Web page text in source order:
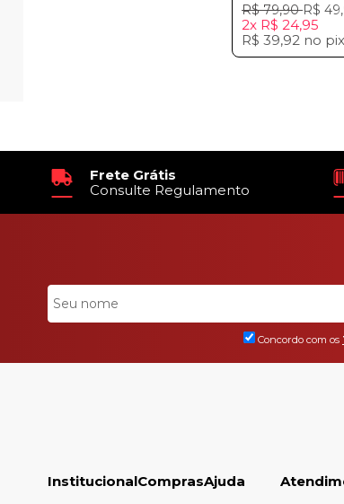
R$ 79,90R$
2x R$ 24,95
R$ 39,92 no pix
Frete Grátis
Consulte Regulamento
Concordo com os
InstitucionalComprasAjuda